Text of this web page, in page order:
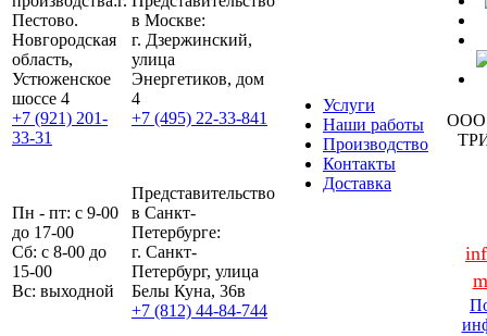
Пестово.
Новгородская
область,
Устюженское
шоссе 4
+7 (921) 201-
33-31
в Москве:
г. Дзержинский,
улица
Энергетиков, дом
4
+7 (495) 22-33-841
Услуги
Наши работы
Производство
Контакты
Доставка
ООО
Пн - пт: с 9-00
до 17-00
Сб: с 8-00 до
15-00
Вс: выходной
Представительство
в Санкт-
Петербурге:
г. Санкт-
Петербург, улица
Белы Куна, 36в
+7 (812) 44-84-744